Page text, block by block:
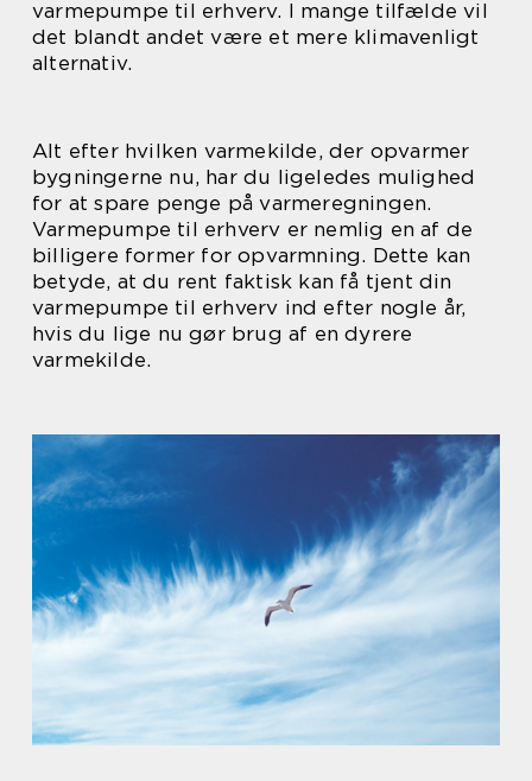
varmepumpe til erhverv. I mange tilfælde vil
det blandt andet være et mere klimavenligt
alternativ.
Alt efter hvilken varmekilde, der opvarmer
bygningerne nu, har du ligeledes mulighed
for at spare penge på varmeregningen.
Varmepumpe til erhverv er nemlig en af de
billigere former for opvarmning. Dette kan
betyde, at du rent faktisk kan få tjent din
varmepumpe til erhverv ind efter nogle år,
hvis du lige nu gør brug af en dyrere
varmekilde.